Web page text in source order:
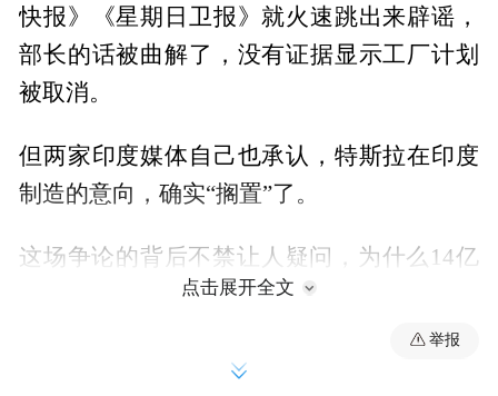
快报》《星期日卫报》就火速跳出来辟谣，
部长的话被曲解了，没有证据显示工厂计划
被取消。
但两家印度媒体自己也承认，特斯拉在印度
制造的意向，确实“搁置”了。
这场争论的背后不禁让人疑问，为什么14亿
人口的大市场，迟迟不能让马斯克决定建
点击展开全文
举报